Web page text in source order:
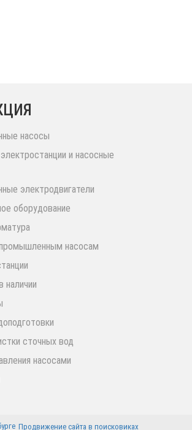
насосы
и насосные
электродвигатели
оборудование
насосам
наличии
сточных вод
насосами
Продвижение сайта в поисковиках